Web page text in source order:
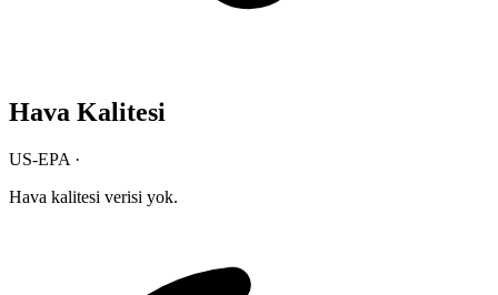
Hava Kalitesi
US-EPA ·
Hava kalitesi verisi yok.